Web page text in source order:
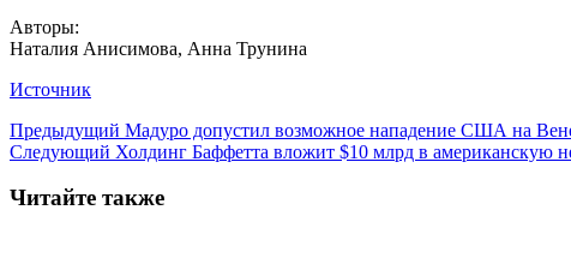
Авторы:
Наталия Анисимова, Анна Трунина
Источник
Предыдущий Мадуро допустил возможное нападение США на
Следующий Холдинг Баффетта вложит $10 млрд в американскую
Читайте также